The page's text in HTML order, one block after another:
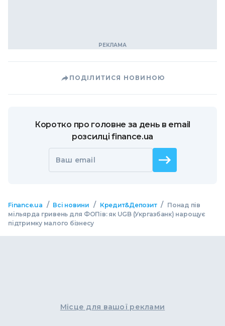
ПОДІЛИТИСЯ НОВИНОЮ
Коротко про головне за день в email
розсилці finance.ua
Ваш email
Finance.ua / Всі новини / Кредит&Депозит / Понад пів
мільярда гривень для ФОПів: як UGB (Укргазбанк) нарощує
підтримку малого бізнесу
Місце для вашої реклами